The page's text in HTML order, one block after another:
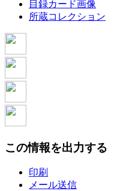
目録カード画像
所蔵コレクション
この情報を出力する
印刷
メール送信